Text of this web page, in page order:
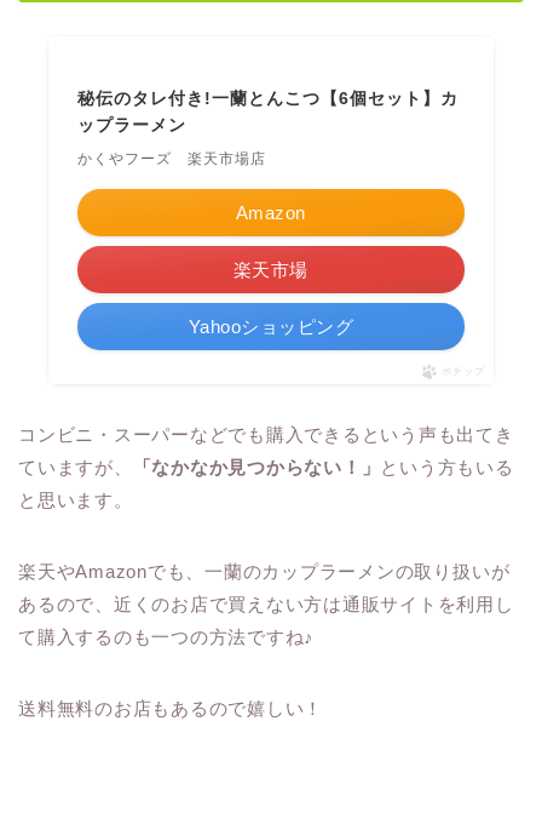
秘伝のタレ付き!一蘭とんこつ【6個セット】カ
ップラーメン
かくやフーズ 楽天市場店
Amazon
楽天市場
Yahooショッピング
ポチップ
コンビニ・スーパーなどでも購入できるという声も出てき
ていますが、
「なかなか見つからない！」 という方もいる
と思います。
楽天やAmazonでも、一蘭のカップラーメンの取り扱いが
あるので、近くのお店で買えない方は通販サイトを利用し
て購入するのも一つの方法ですね♪
送料無料のお店もあるので嬉しい！